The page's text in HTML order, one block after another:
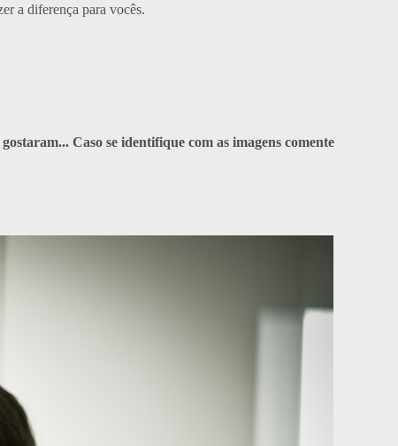
a diferença para vocês.
Caso se identifique com as imagens comente